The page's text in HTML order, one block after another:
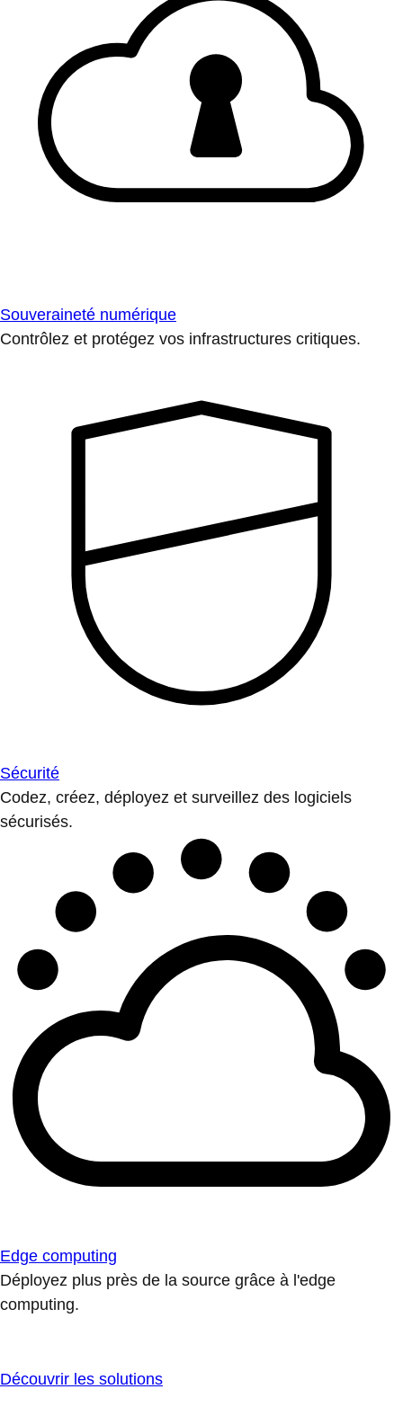
Souveraineté numérique
Contrôlez et protégez vos infrastructures critiques.
Sécurité
Codez, créez, déployez et surveillez des logiciels
sécurisés.
Edge computing
Déployez plus près de la source grâce à l'edge
computing.
Découvrir les solutions